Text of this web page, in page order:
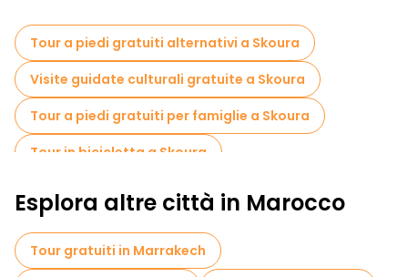
Tour a piedi gratuiti alternativi a Skoura
Visite guidate culturali gratuite a Skoura
Tour a piedi gratuiti per famiglie a Skoura
Tour in bicicletta a Skoura
Esplora altre città in Marocco
Tour gratuiti in Marrakech